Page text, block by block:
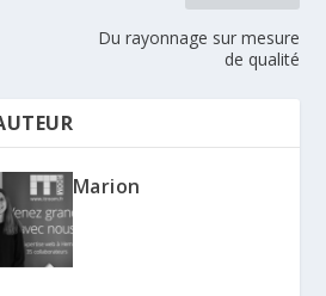
Du rayonnage sur mesure
de qualité
Marion